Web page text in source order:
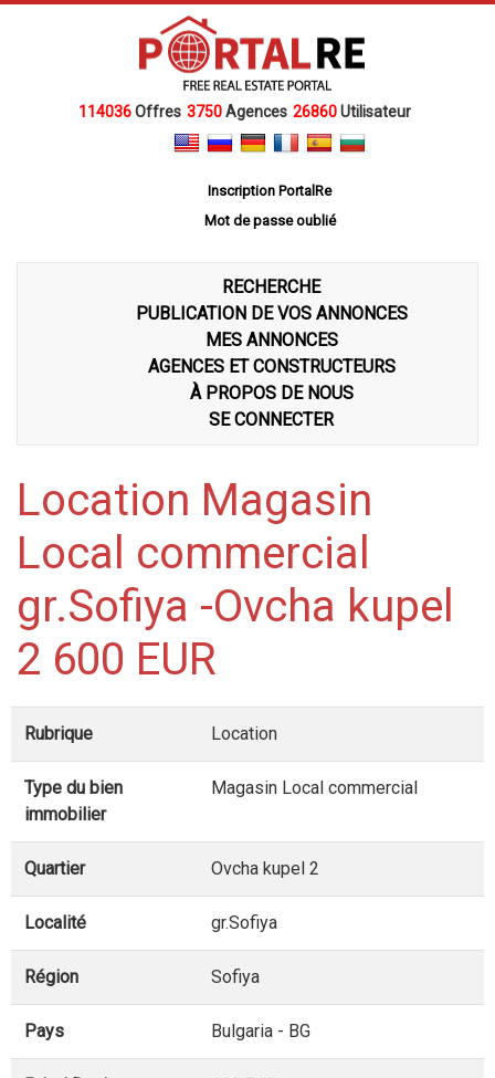
114036Offres 3750Agences 26860Utilisateur
Inscription PortalRe
Mot de passe oublié
RECHERCHE
PUBLICATION DE VOS ANNONCES
MES ANNONCES
AGENCES ET CONSTRUCTEURS
À PROPOS DE NOUS
SE CONNECTER
Location Magasin
Local commercial
gr.Sofiya -Ovcha kupel
2 600 EUR
Rubrique Location
Type du bien
immobilier
Magasin Local commercial
Quartier Ovcha kupel 2
Localité gr.Sofiya
Région Sofiya
Pays Bulgaria - BG